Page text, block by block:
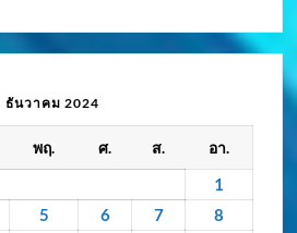
ธันวาคม 2024
พฤ. ศ. ส. อา.
1
5 6 7
8